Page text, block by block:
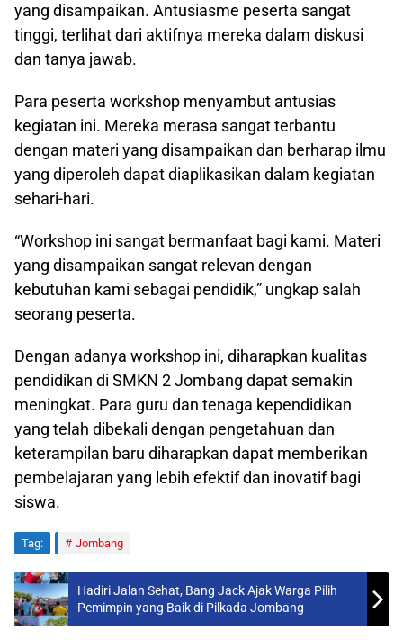
yang disampaikan. Antusiasme peserta sangat
tinggi, terlihat dari aktifnya mereka dalam diskusi
dan tanya jawab.
Para peserta workshop menyambut antusias
kegiatan ini. Mereka merasa sangat terbantu
dengan materi yang disampaikan dan berharap ilmu
yang diperoleh dapat diaplikasikan dalam kegiatan
sehari-hari.
“Workshop ini sangat bermanfaat bagi kami. Materi
yang disampaikan sangat relevan dengan
kebutuhan kami sebagai pendidik,” ungkap salah
seorang peserta.
Dengan adanya workshop ini, diharapkan kualitas
pendidikan di SMKN 2 Jombang dapat semakin
meningkat. Para guru dan tenaga kependidikan
yang telah dibekali dengan pengetahuan dan
keterampilan baru diharapkan dapat memberikan
pembelajaran yang lebih efektif dan inovatif bagi
siswa.
Tag: Jombang
Hadiri Jalan Sehat, Bang Jack Ajak Warga Pilih
Pemimpin yang Baik di Pilkada Jombang